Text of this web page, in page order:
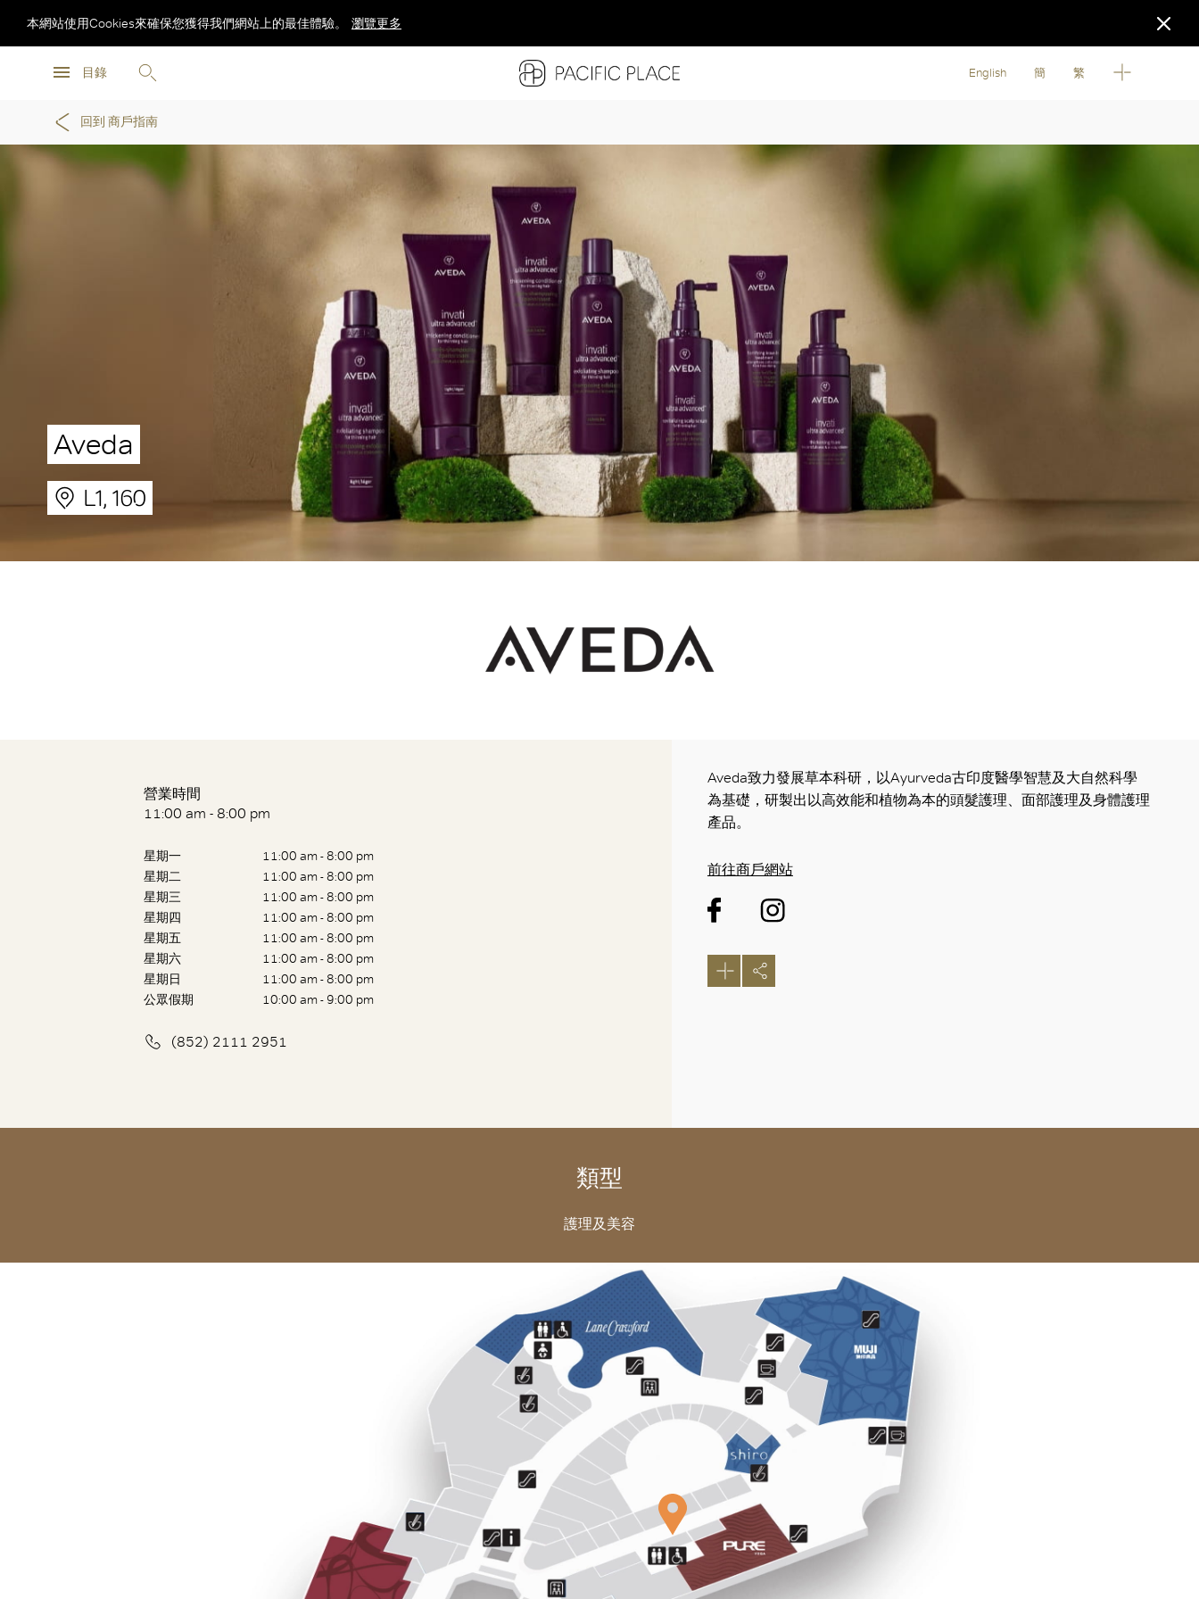
目錄
本網站使用Cookies來確保您獲得我們網站上的最佳體驗。 瀏覽更多
English 簡 繁
回到 商戶指南
Aveda
L1, 160
營業時間
11:00 am - 8:00 pm
星期一
11:00 am - 8:00 pm
星期二
11:00 am - 8:00 pm
星期三
11:00 am - 8:00 pm
星期四
11:00 am - 8:00 pm
星期五
11:00 am - 8:00 pm
星期六
11:00 am - 8:00 pm
星期日
11:00 am - 8:00 pm
公眾假期
10:00 am - 9:00 pm
(852) 2111 2951
Aveda致力發展草本科研，以Ayurveda古印度醫學智慧及大自然科學
為基礎，研製出以高效能和植物為本的頭髮護理、面部護理及身體護理
產品。
前往商戶網站
類型
護理及美容